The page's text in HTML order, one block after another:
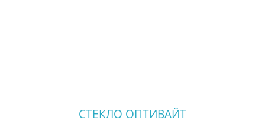
СТЕКЛО ОПТИВАЙТ